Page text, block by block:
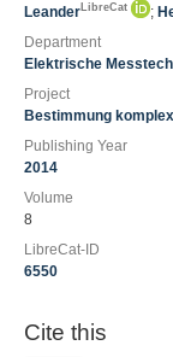
Leander LibreCat ;
Department
Elektrische
Project
Bestimmung
Publishing Year
2014
Volume
8
LibreCat-ID
6550
Cite this